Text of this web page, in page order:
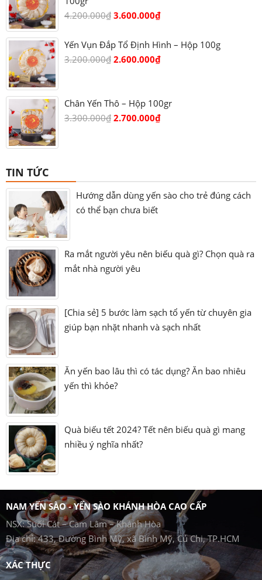
4.200.000₫ 3.600.000₫
Yến Vụn Đắp Tổ Định Hình – Hộp 100g
3.200.000₫ 2.600.000₫
Chân Yến Thô – Hộp 100gr
3.300.000₫ 2.700.000₫
TIN TỨC
Hướng dẫn dùng yến sào cho trẻ đúng cách
có thể bạn chưa biết
Ra mắt người yêu nên biếu quà gì? Chọn quà ra
mắt nhà người yêu
[Chia sẻ] 5 bước làm sạch tổ yến từ chuyên gia
giúp bạn nhặt nhanh và sạch nhất
Ăn yến bao lâu thì có tác dụng? Ăn bao nhiêu
yến thì khỏe?
Quà biếu tết 2024? Tết nên biếu quà gì mang
nhiều ý nghĩa nhất?
NAM YẾN SÀO - YẾN SÀO KHÁNH HÒA CAO CẤP
NSX: Suối Cát – Cam Lâm – Khánh Hòa
Địa chỉ: 433, Đường Bình Mỹ, xã Bình Mỹ, Củ Chi, TP.HCM
XÁC THỰC